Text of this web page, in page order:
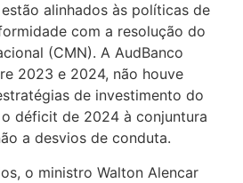
alinhados às políticas de
com a resolução do
(CMN). A AudBanco
2023 e 2024, não houve
de investimento do
déficit de 2024 à conjuntura
a desvios de conduta.
o ministro Walton Alencar